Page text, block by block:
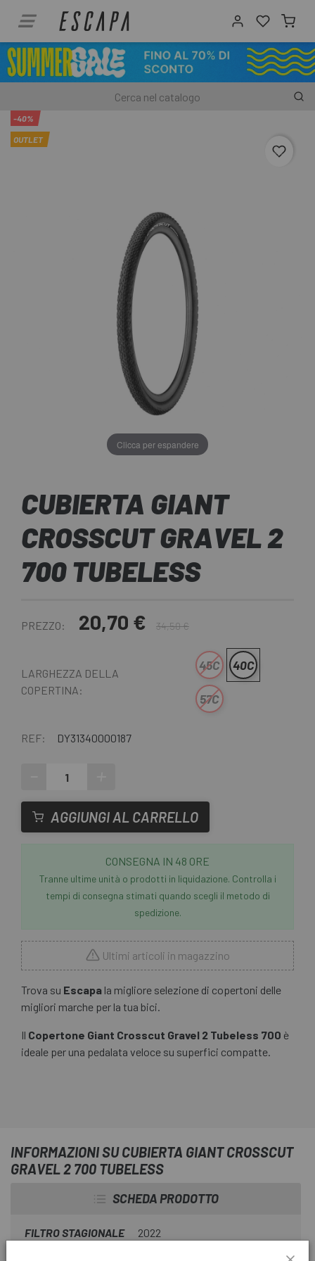
-40%
OUTLET
Clicca per espandere
CUBIERTA GIANT
CROSSCUT GRAVEL 2
700 TUBELESS
PREZZO: 20,70 € 34,50 €
LARGHEZZA DELLA
COPERTINA:
45C 40C
57C
REF: DY31340000187
AGGIUNGI AL CARRELLO
CONSEGNA IN 48 ORE
Tranne ultime unità o prodotti in liquidazione. Controlla i
tempi di consegna stimati quando scegli il metodo di
spedizione.
Ultimi articoli in magazzino
Trova su Escapa la migliore selezione di copertoni delle
migliori marche per la tua bici.
Il Copertone Giant Crosscut Gravel 2 Tubeless 700 è
ideale per una pedalata veloce su superfici compatte.
INFORMAZIONI SU CUBIERTA GIANT CROSSCUT
GRAVEL 2 700 TUBELESS
SCHEDA PRODOTTO
FILTRO STAGIONALE 2022